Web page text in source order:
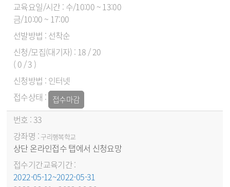
수/10:00 ~ 13:00
금/10:00 ~ 17:00
선착순
18 / 20
( 0 / 3 )
인터넷
접수마감
33
구리행복학교
상단 온라인접수 탭에서 신청요망
2022-05-12~2022-05-31